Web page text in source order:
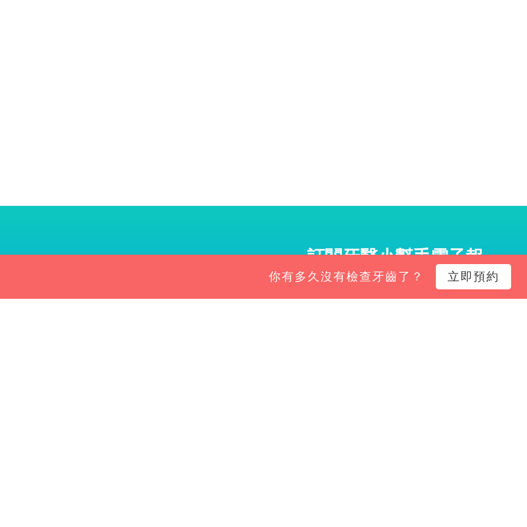
訂閱牙醫小幫手電子報
立即訂閱牙醫小幫手電子報，掌握診所經營新知、平台功能更新與專屬
你有多久沒有檢查牙齒了？ 立即預約